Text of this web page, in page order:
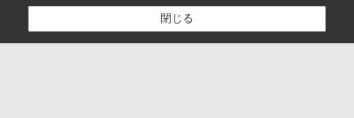
閉じる